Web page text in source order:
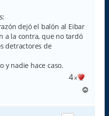
dejó el balón al Eibar
a la contra, que no tardó
detractores de
y nadie hace caso.
4x
r